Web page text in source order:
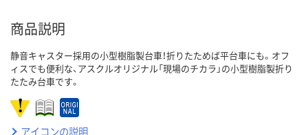
商品説明
静音キャスター採用の小型樹脂製台車！折りたためば平台車にも。オフ
ィスでも便利な、アスクルオリジナル「現場のチカラ」の小型樹脂製折り
たたみ台車です。
アイコンの説明